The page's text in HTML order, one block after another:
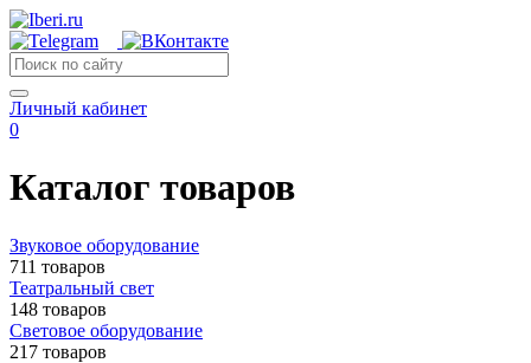
Личный кабинет
0
Каталог товаров
Звуковое оборудование
711 товаров
Театральный свет
148 товаров
Световое оборудование
217 товаров